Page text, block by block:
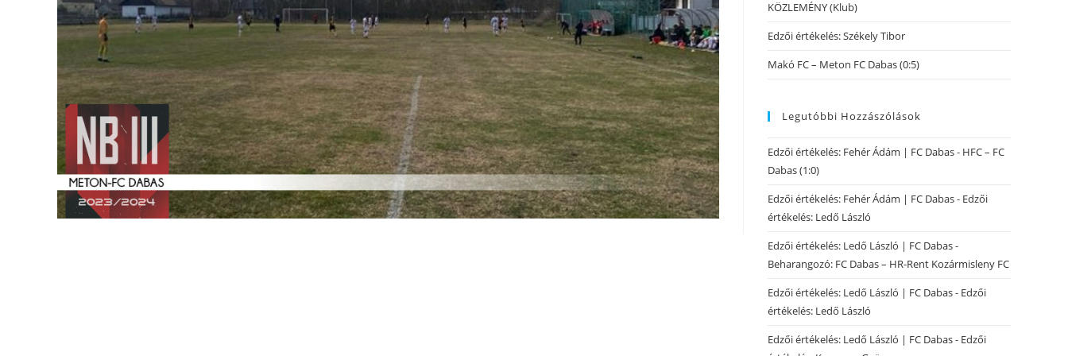
KÖZLEMÉNY (Klub)
Edzői értékelés: Székely Tibor
Makó FC – Meton FC Dabas (0:5)
Legutóbbi Hozzászólások
Edzői értékelés: Fehér Ádám | FC Dabas- HFC – FC
Dabas (1:0)
Edzői értékelés: Fehér Ádám | FC Dabas- Edzői
értékelés: Ledő László
Edzői értékelés: Ledő László | FC Dabas-
Beharangozó: FC Dabas – HR-Rent Kozármisleny FC
Edzői értékelés: Ledő László | FC Dabas- Edzői
értékelés: Ledő László
Edzői értékelés: Ledő László | FC Dabas- Edzői